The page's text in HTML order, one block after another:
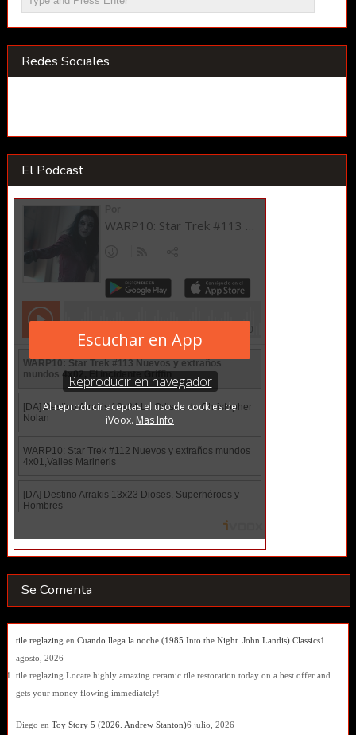
Redes Sociales
El Podcast
Se Comenta
tile reglazing en Cuando llega la noche (1985 Into the Night. John Landis) Classics1
agosto, 2026
tile reglazing Locate highly amazing ceramic tile restoration today on a best offer and
gets your money flowing immediately!
Diego en Toy Story 5 (2026. Andrew Stanton)6 julio, 2026